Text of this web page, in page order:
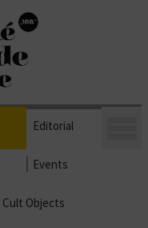
Editorial
Events
Cult Objects